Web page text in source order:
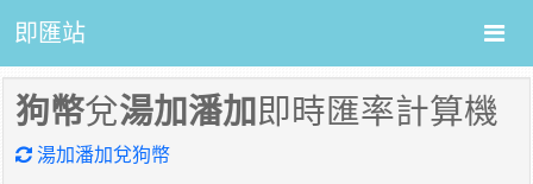
即匯站
狗幣兌湯加潘加即時匯率計算機
湯加潘加兌狗幣